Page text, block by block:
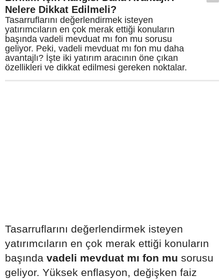
Nelere Dikkat Edilmeli?
Tasarruflarını değerlendirmek isteyen
yatırımcıların en çok merak ettiği konuların
başında vadeli mevduat mı fon mu sorusu
geliyor. Peki, vadeli mevduat mı fon mu daha
avantajlı? İşte iki yatırım aracının öne çıkan
özellikleri ve dikkat edilmesi gereken noktalar.
Tasarruflarını değerlendirmek isteyen
yatırımcıların en çok merak ettiği konuların
başında vadeli mevduat mı fon mu sorusu
geliyor. Yüksek enflasyon, değişken faiz